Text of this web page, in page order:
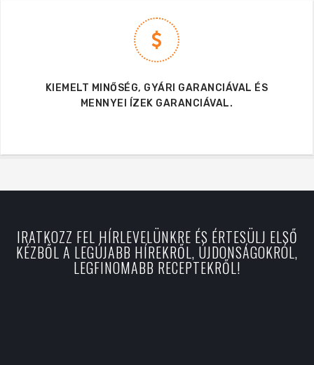
KIEMELT MINŐSÉG, GYÁRI GARANCIÁVAL ÉS
MENNYEI ÍZEK GARANCIÁVAL.
IRATKOZZ FEL HÍRLEVELÜNKRE ÉS ÉRTESÜLJ ELSŐ
KÉZBŐL A LEGÚJABB HÍREKRŐL, ÚJDONSÁGOKRÓL,
LEGFINOMABB RECEPTEKRŐL!